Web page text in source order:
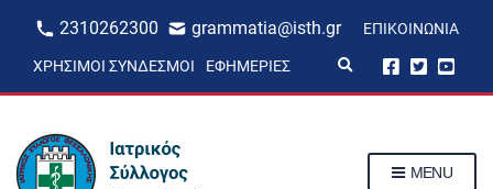
2310262300 grammatia@isth.gr ΕΠΙΚΟΙΝΩΝΊΑ
ΧΡΉΣΙΜΟΙ ΣΎΝΔΕΣΜΟΙ ΕΦΗΜΕΡΊΕΣ
p
MENU